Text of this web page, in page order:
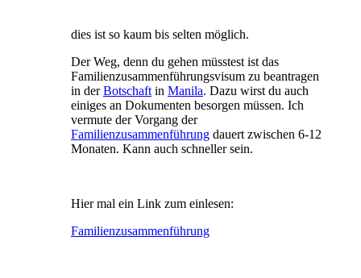
dies ist so kaum bis selten möglich.
Der Weg, denn du gehen müsstest ist das
Familienzusammenführungsvisum zu beantragen
in derBotschaft in Manila. Dazu wirst du auch
einiges an Dokumenten besorgen müssen. Ich
vermute der Vorgang der
Familienzusammenführung dauert zwischen 6-12
Monaten. Kann auch schneller sein.
Hier mal ein Link zum einlesen:
Familienzusammenführung